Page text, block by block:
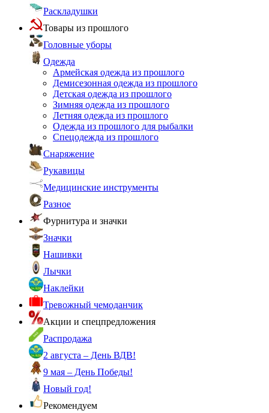
Раскладушки
Товары из прошлого
Головные уборы
Одежда
Армейская одежда из прошлого
Демисезонная одежда из прошлого
Детская одежда из прошлого
Зимняя одежда из прошлого
Летняя одежда из прошлого
Одежда из прошлого для рыбалки
Спецодежда из прошлого
Снаряжение
Рукавицы
Медицинские инструменты
Разное
Фурнитура и значки
Значки
Нашивки
Лычки
Наклейки
Тревожный чемоданчик
Акции и спецпредложения
Распродажа
2 августа – День ВДВ!
9 мая – День Победы!
Новый год!
Рекомендуем